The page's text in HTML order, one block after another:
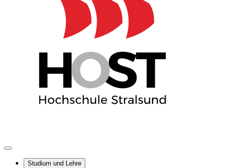
Studium und Lehre